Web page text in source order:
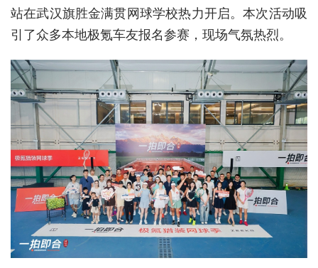
世相
环球
专题
极客圈
经济
城建
科教
健康
悠游
站在武汉旗胜金满贯网球学校热力开启。本次活动吸
引了众多本地极氪车友报名参赛，现场气氛热烈。